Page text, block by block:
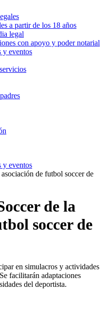
a partir de los 18 años
legal
con apoyo y poder notarial
y eventos
y eventos
de futbol soccer de
de la
soccer de
en simulacros y actividades
facilitarán adaptaciones
del deportista.